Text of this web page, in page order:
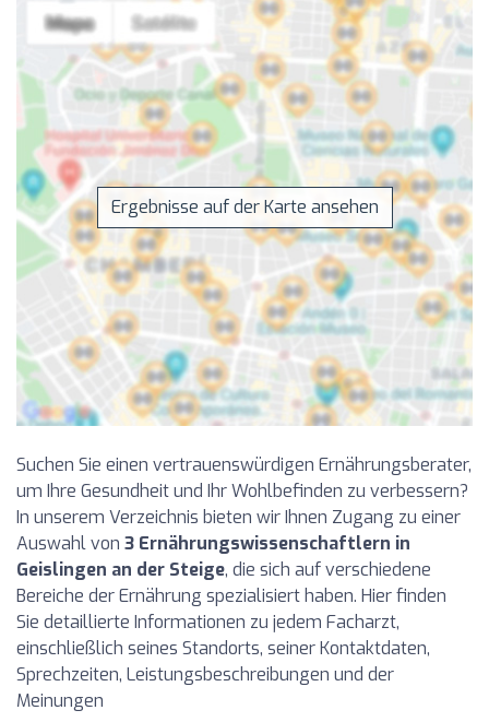
Ergebnisse auf der Karte ansehen
Suchen Sie einen vertrauenswürdigen Ernährungsberater,
um Ihre Gesundheit und Ihr Wohlbefinden zu verbessern?
In unserem Verzeichnis bieten wir Ihnen Zugang zu einer
Auswahl von 3 Ernährungswissenschaftlern in
Geislingen an der Steige, die sich auf verschiedene
Bereiche der Ernährung spezialisiert haben. Hier finden
Sie detaillierte Informationen zu jedem Facharzt,
einschließlich seines Standorts, seiner Kontaktdaten,
Sprechzeiten, Leistungsbeschreibungen und der
Meinungen